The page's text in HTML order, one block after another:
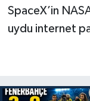
SpaceX’in
uydu internet